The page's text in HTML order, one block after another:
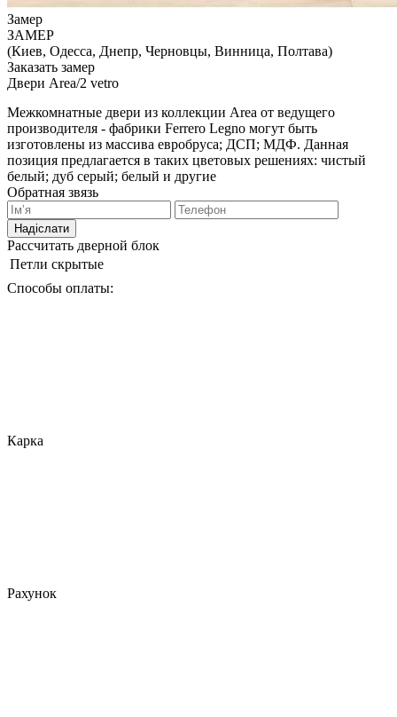
Замер
ЗАМЕР
(Киев, Одесса, Днепр, Черновцы, Винница, Полтава)
Заказать замер
Двери Area/2 vetro
Межкомнатные двери из коллекции Area от ведущего
производителя - фабрики Ferrero Legno могут быть
изготовлены из массива евробруса; ДСП; МДФ. Данная
позиция предлагается в таких цветовых решениях: чистый
белый; дуб серый; белый и другие
Обратная звязь
Надіслати
Рассчитать дверной блок
Петли скрытые
Способы оплаты:
Карка
Рахунок